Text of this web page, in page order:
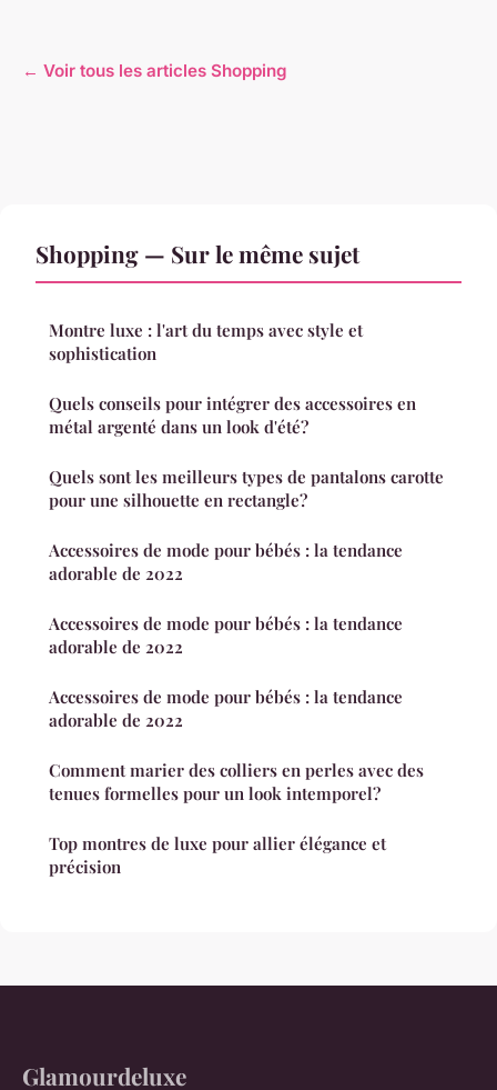
← Voir tous les articles Shopping
Shopping — Sur le même sujet
Montre luxe : l'art du temps avec style et
sophistication
Quels conseils pour intégrer des accessoires en
métal argenté dans un look d'été?
Quels sont les meilleurs types de pantalons carotte
pour une silhouette en rectangle?
Accessoires de mode pour bébés : la tendance
adorable de 2022
Accessoires de mode pour bébés : la tendance
adorable de 2022
Accessoires de mode pour bébés : la tendance
adorable de 2022
Comment marier des colliers en perles avec des
tenues formelles pour un look intemporel?
Top montres de luxe pour allier élégance et
précision
Glamourdeluxe